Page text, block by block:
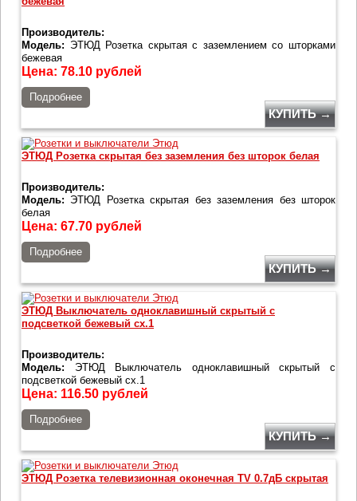
Производитель:
Модель: ЭТЮД Розетка скрытая с заземлением со шторками
бежевая
Цена: 78.10 рублей
Подробнее
КУПИТЬ →
ЭТЮД Розетка скрытая без заземления без шторок белая
Производитель:
Модель: ЭТЮД Розетка скрытая без заземления без шторок
белая
Цена: 67.70 рублей
Подробнее
КУПИТЬ →
ЭТЮД Выключатель одноклавишный скрытый с
подсветкой бежевый сх.1
Производитель:
Модель: ЭТЮД Выключатель одноклавишный скрытый с
подсветкой бежевый сх.1
Цена: 116.50 рублей
Подробнее
КУПИТЬ →
ЭТЮД Розетка телевизионная оконечная TV 0.7дБ скрытая